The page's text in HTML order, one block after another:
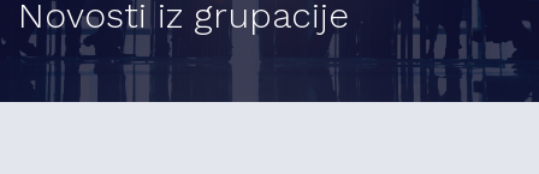
Novosti iz grupacije